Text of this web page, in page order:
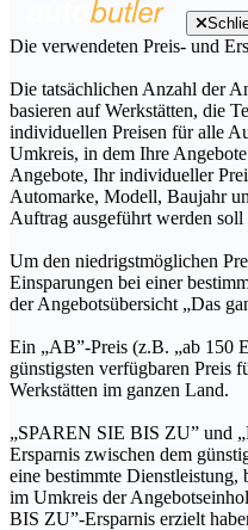
Die verwendeten Preis- und
Die tatsächlichen Anzahl der
basieren auf Werkstätten, die
individuellen Preisen für alle
Umkreis, in dem Ihre
Angebote, Ihr individueller
Automarke, Modell, Baujahr
Auftrag ausgeführt werden soll
Um den niedrigstmöglichen
Einsparungen bei einer
der Angebotsübersicht „Das
Ein „AB”-Preis (z.B. „ab 150
günstigsten verfügbaren Preis
Werkstätten im ganzen Land.
„SPAREN SIE BIS ZU” und
Ersparnis zwischen dem
eine bestimmte Dienstleistung,
im Umkreis der
BIS ZU”-Ersparnis erzielt